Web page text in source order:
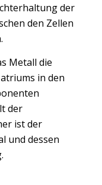
der
den Zellen
Metall die
in den
der
ist der
und dessen